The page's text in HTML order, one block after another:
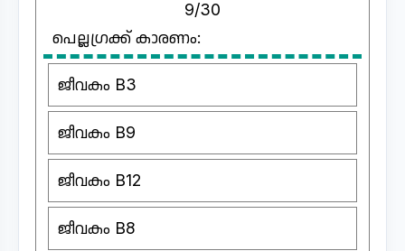
9/30
പെല്ലഗ്രക്ക് കാരണം:
ജീവകം B3
ജീവകം B9
ജീവകം B12
ജീവകം B8